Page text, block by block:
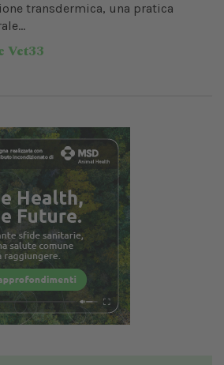
transdermica, una pratica
Vet33